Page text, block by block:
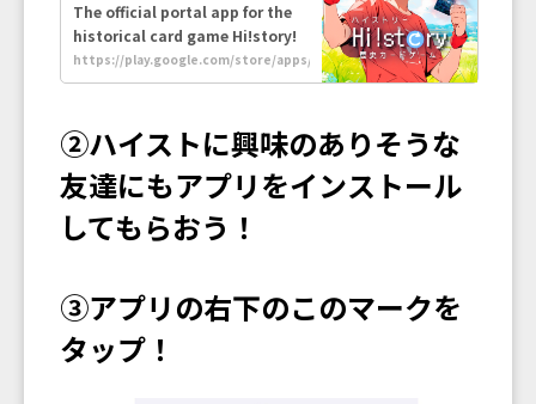
Apps on Google Play
The official portal app for the
historical card game Hi!story!
Enjoy card search, deck
building, history quizzes, and
https://play.google.com/store/apps/details?
id=net.highsto.highsto_app
②ハイストに興味のありそうな
友達にもアプリをインストール
してもらおう！
③アプリの右下のこのマークを
タップ！